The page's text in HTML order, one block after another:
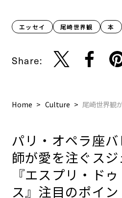
エッセイ 尾崎世界観 本
Share:
Home Culture 尾崎世界観
パリ・オペラ座
師が愛を注ぐスジ
『エスプリ・ド
ス』注目のポイン